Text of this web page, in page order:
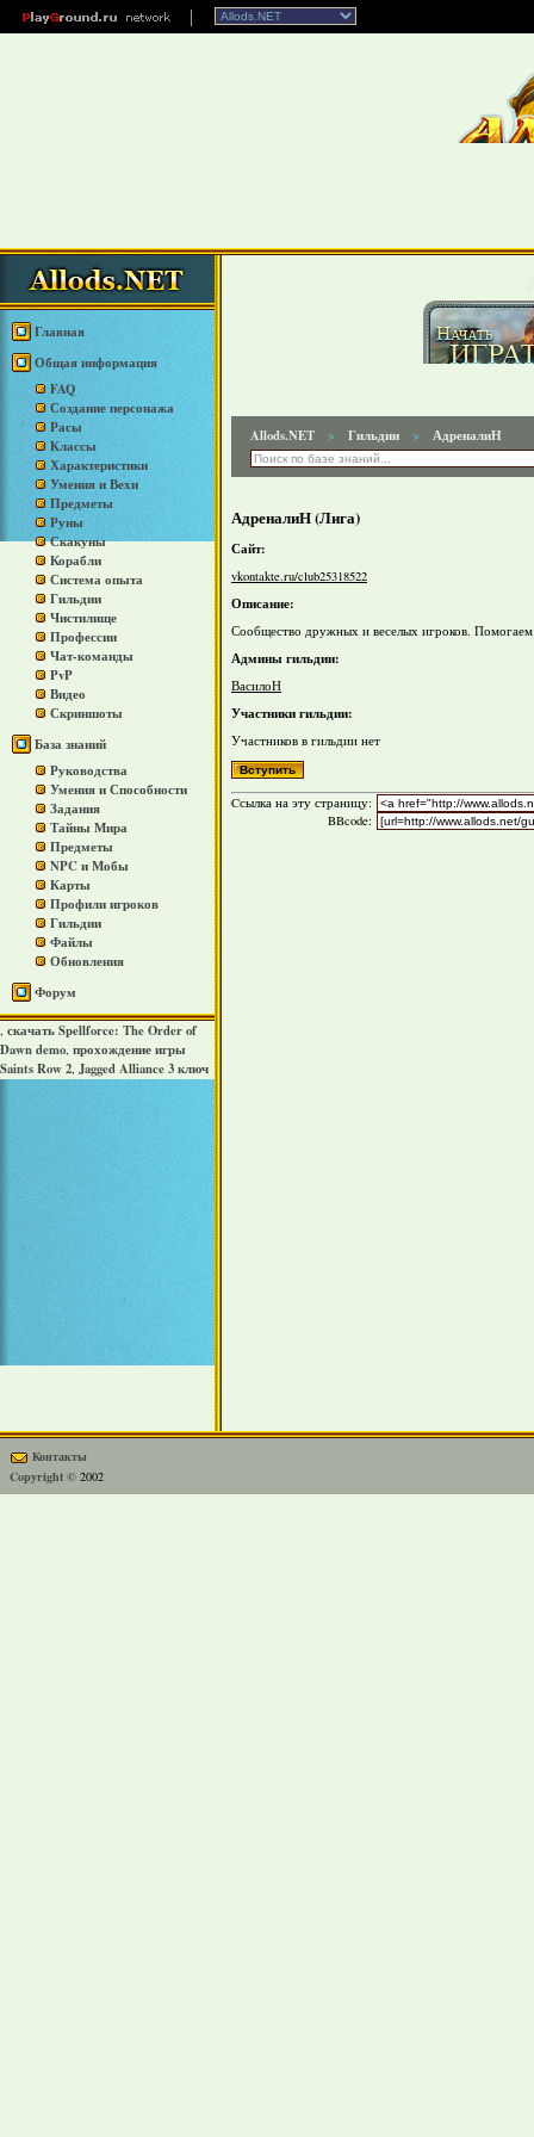
Главная
Общая информация
FAQ
Создание персонажа
Расы
Классы
Характеристики
Умения и Вехи
Предметы
Руны
Скакуны
Корабли
Система опыта
Гильдии
Чистилище
Профессии
Чат-команды
PvP
Видео
Скриншоты
База знаний
Руководства
Умения и Способности
Задания
Тайны Мира
Предметы
NPC и Мобы
Карты
Профили игроков
Гильдии
Файлы
Обновления
Форум
, скачать Spellforce: The Order of
Dawn demo, прохождение игры
Saints Row 2, Jagged Alliance 3 ключ
Allods.NET > Гильдии > АдреналиН
АдреналиН (Лига)
Сайт:
vkontakte.ru/club25318522
Описание:
Сообщество дружных и веселых игроков.
Админы гильдии:
ВасилоН
Участники гильдии:
Участников в гильдии нет
Cсылка на эту страницу:
BBcode:
Контакты
Copyright © 2002